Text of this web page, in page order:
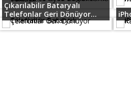
Çıkarılabilir Bataryalı
Telefonlar Geri Dönüyor...